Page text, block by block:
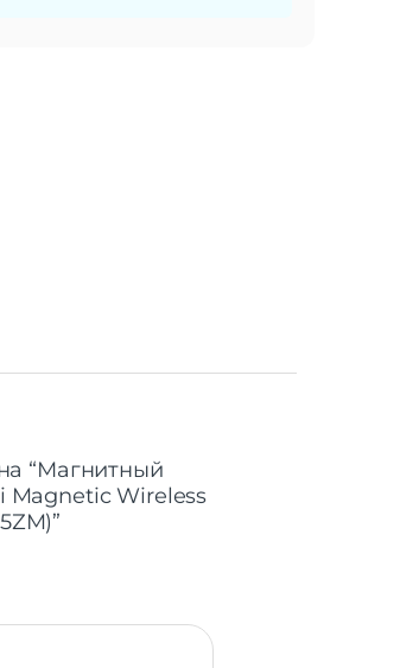
“Магнитный
Magnetic Wireless